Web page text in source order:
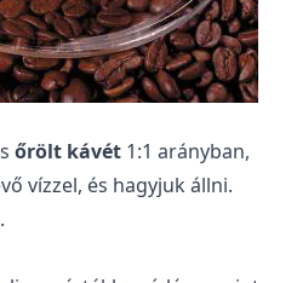
őrölt kávét 1:1 arányban,
vízzel, és hagyjuk állni.